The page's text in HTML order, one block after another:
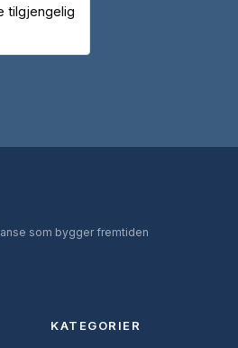
tilgjengelig
som bygger fremtiden
KATEGORIER